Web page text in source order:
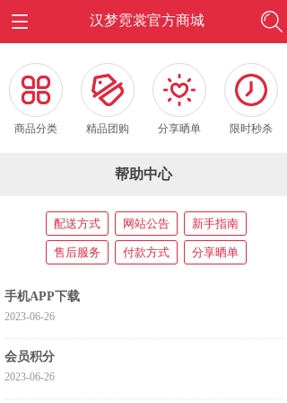
限时秒杀
精品团购 分享晒单
商品分类
按钮文本
按钮文本
按钮文本 按钮文本
帮助中心
配送方式 网站公告 新手指南
售后服务 付款方式 分享晒单
手机APP下载
2023-06-26
会员积分
2023-06-26
汉梦霓裳官方商城